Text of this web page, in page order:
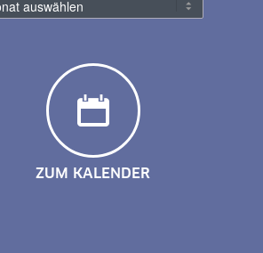
ZUM KALENDER